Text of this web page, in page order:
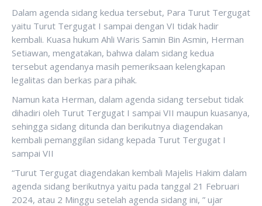
Dalam agenda sidang kedua tersebut, Para Turut Tergugat
yaitu Turut Tergugat I sampai dengan VI tidak hadir
kembali. Kuasa hukum Ahli Waris Samin Bin Asmin, Herman
Setiawan, mengatakan, bahwa dalam sidang kedua
tersebut agendanya masih pemeriksaan kelengkapan
legalitas dan berkas para pihak.
Namun kata Herman, dalam agenda sidang tersebut tidak
dihadiri oleh Turut Tergugat I sampai VII maupun kuasanya,
sehingga sidang ditunda dan berikutnya diagendakan
kembali pemanggilan sidang kepada Turut Tergugat I
sampai VII
“Turut Tergugat diagendakan kembali Majelis Hakim dalam
agenda sidang berikutnya yaitu pada tanggal 21 Februari
2024, atau 2 Minggu setelah agenda sidang ini, ” ujar